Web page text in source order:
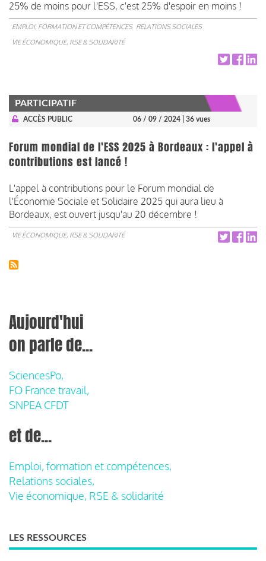
25% de moins pour l'ESS, c'est 25% d'espoir en moins !
EMPLOI, FORMATION ET COMPÉTENCES RELATIONS SOCIALES
VIE ÉCONOMIQUE, RSE & SOLIDARITÉ
PARTICIPATIF
ACCÈS PUBLIC 06 / 09 / 2024 | 36 vues
Forum mondial de l'ESS 2025 à Bordeaux : l'appel à
contributions est lancé !
L'appel à contributions pour le Forum mondial de
l'Économie Sociale et Solidaire 2025 qui aura lieu à
Bordeaux, est ouvert jusqu'au 20 décembre !
VIE ÉCONOMIQUE, RSE & SOLIDARITÉ
Aujourd'hui
on parle de...
SciencesPo,
FO France travail,
SNPEA CFDT
et de...
Emploi, formation et compétences,
Relations sociales,
Vie économique, RSE & solidarité
LES RESSOURCES